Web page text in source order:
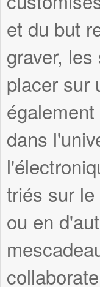
et du but
graver,
placer sur
dans
triés sur
ou en